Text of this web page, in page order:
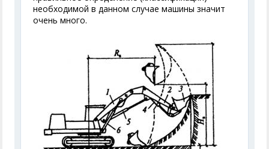
необходимой в данном случае машины значит
очень много.